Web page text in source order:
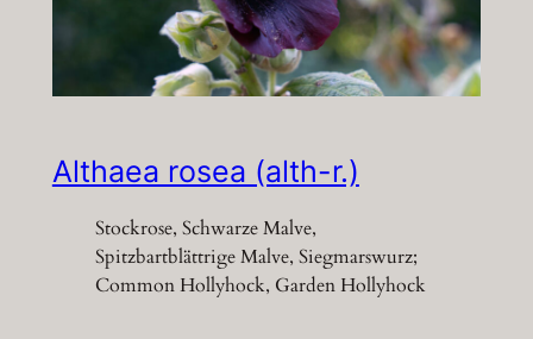
Althaea rosea (alth-r.)
Stockrose, Schwarze Malve,
Spitzbartblättrige Malve, Siegmarswurz;
Common Hollyhock, Garden Hollyhock